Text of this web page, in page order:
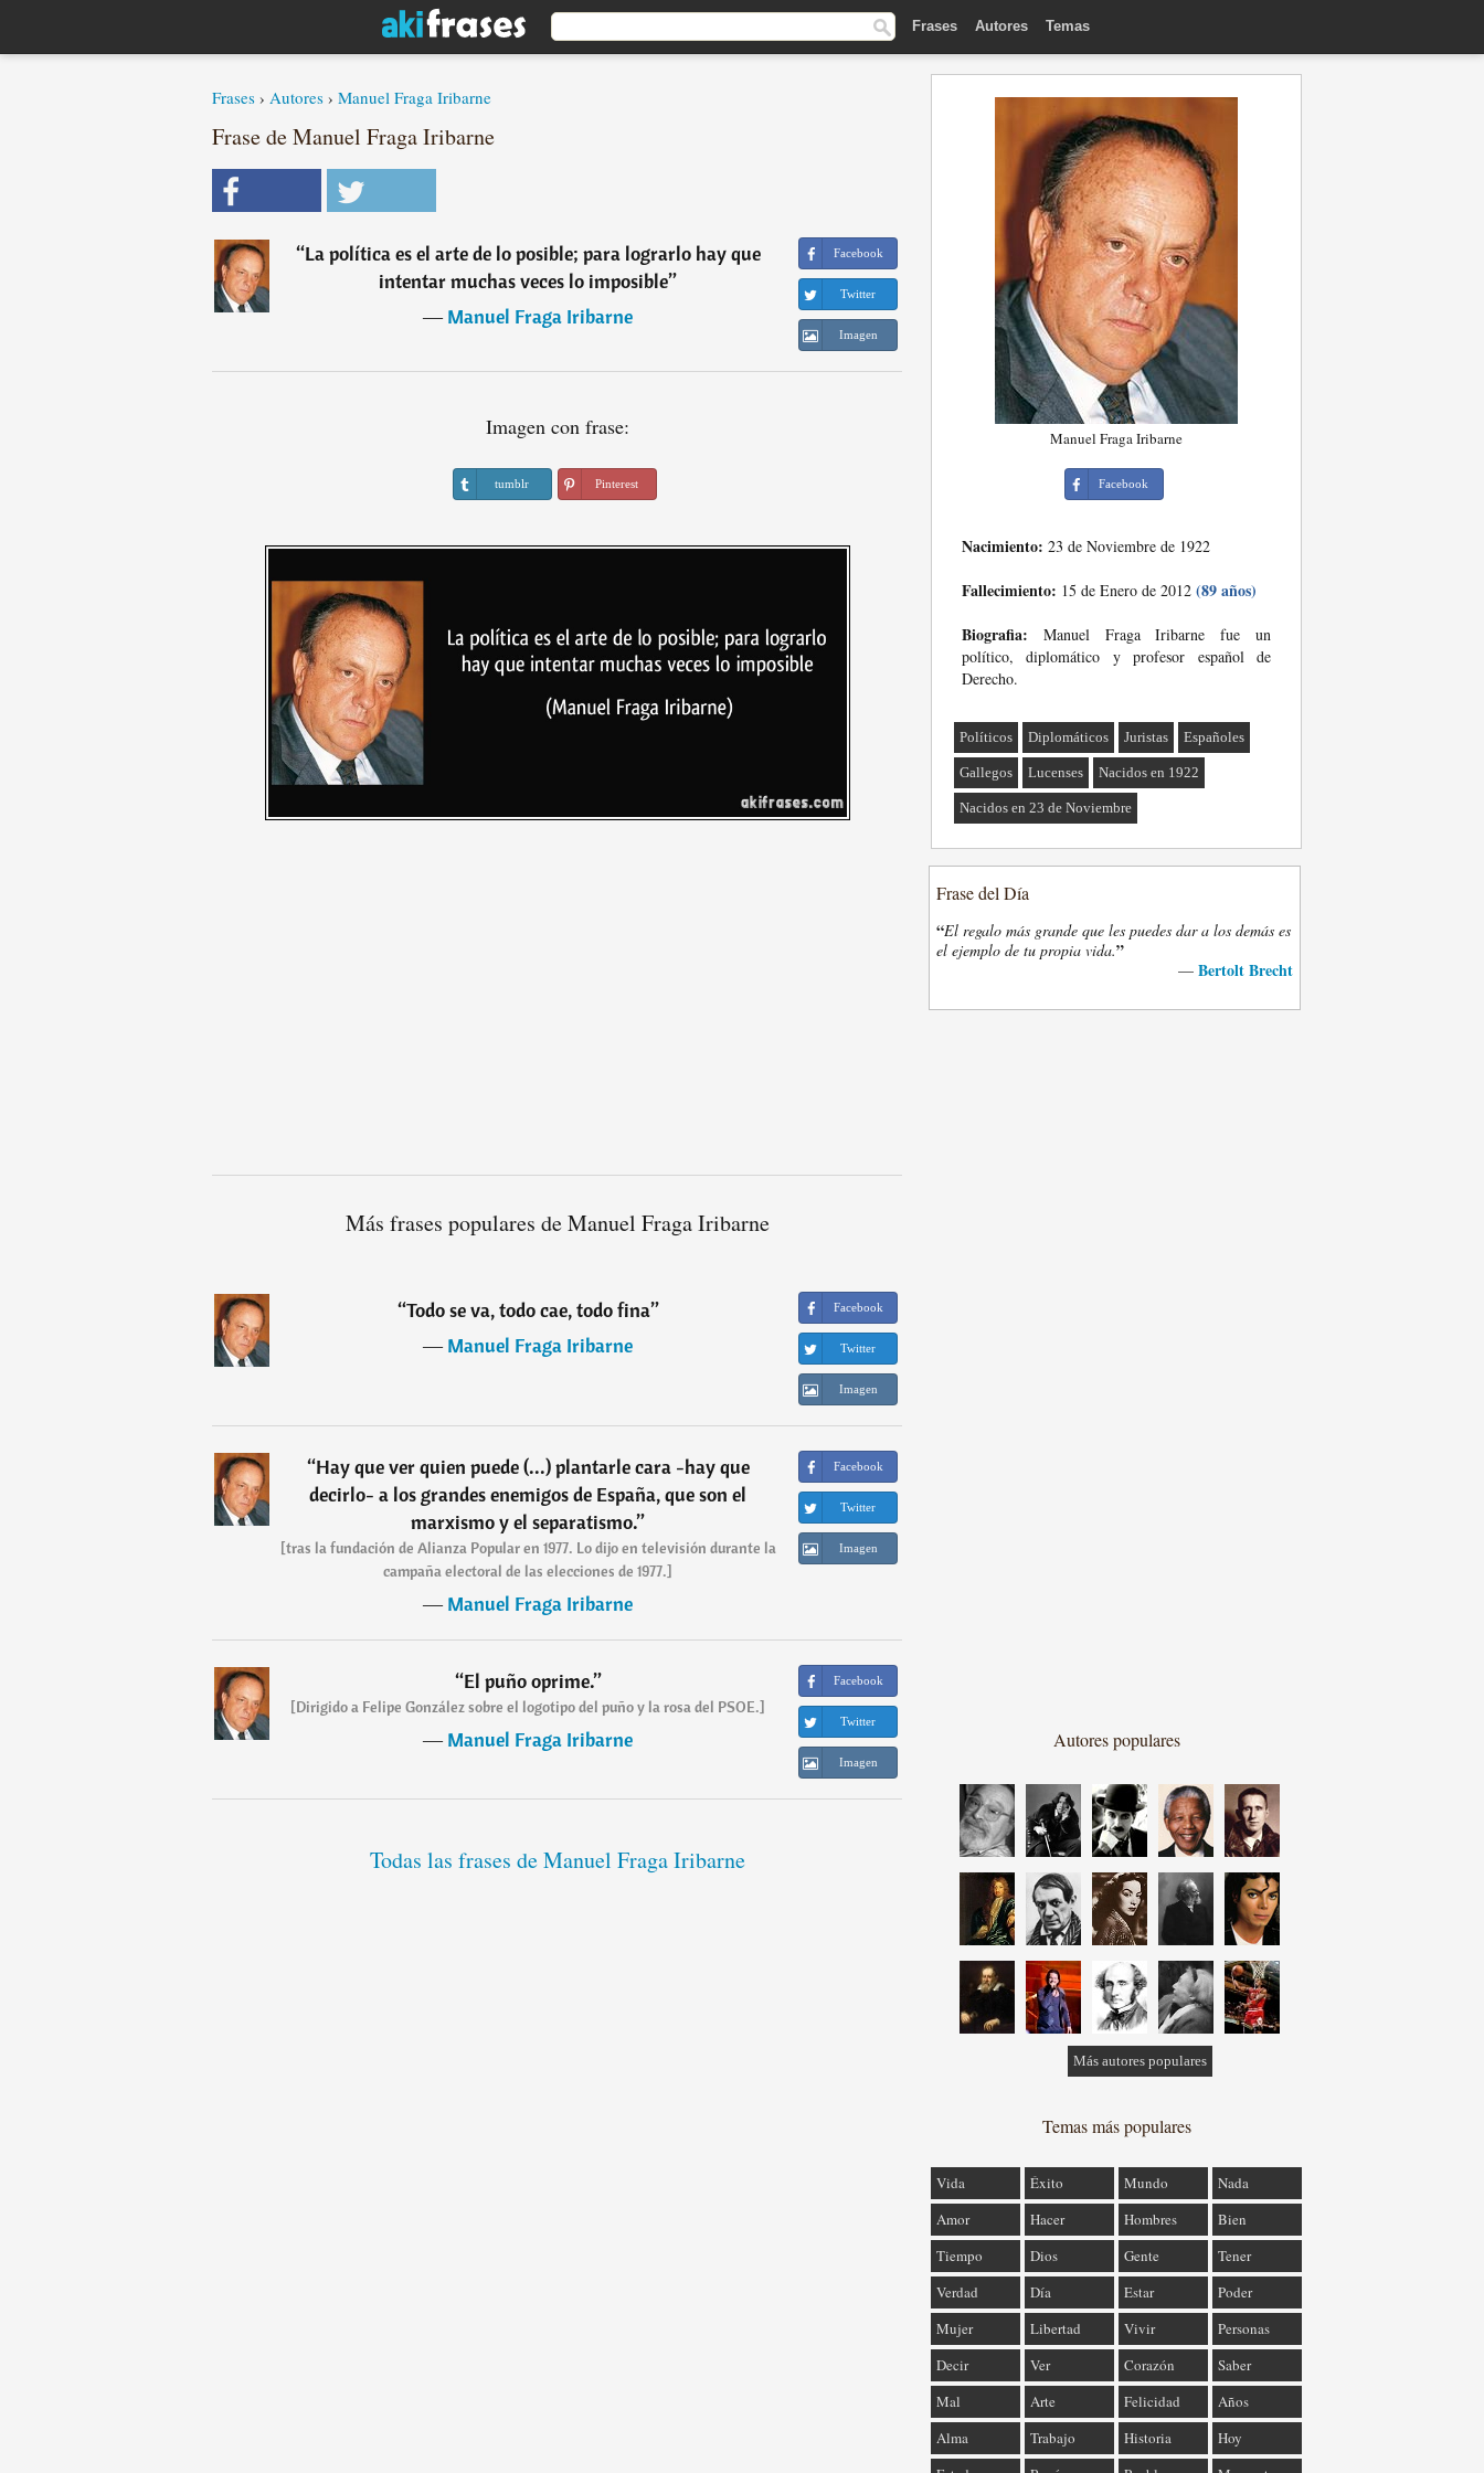
Frases Autores Temas
Frases › Autores › Manuel Fraga Iribarne
Frase de Manuel Fraga Iribarne
“La política es el arte de lo posible; para lograrlo hay que
intentar muchas veces lo imposible”
―Manuel Fraga Iribarne
Facebook
Twitter
Imagen
Imagen con frase:
tumblr Pinterest
Más frases populares de Manuel Fraga Iribarne
“Todo se va, todo cae, todo fina”
―Manuel Fraga Iribarne
Facebook
Twitter
Imagen
“Hay que ver quien puede (...) plantarle cara -hay que
decirlo- a los grandes enemigos de España, que son el
marxismo y el separatismo.”
[tras la fundación de Alianza Popular en 1977. Lo dijo en televisión durante la
campaña electoral de las elecciones de 1977.]
―Manuel Fraga Iribarne
Facebook
Twitter
Imagen
“El puño oprime.”
[Dirigido a Felipe González sobre el logotipo del puño y la rosa del PSOE.]
―Manuel Fraga Iribarne
Facebook
Twitter
Imagen
Todas las frases de Manuel Fraga Iribarne
Manuel Fraga Iribarne
Facebook
Nacimiento: 23 de Noviembre de 1922
Fallecimiento: 15 de Enero de 2012 (89 años)
Biografia: Manuel Fraga Iribarne fue un
político, diplomático y profesor español de
Derecho.
Políticos Diplomáticos Juristas Españoles
Gallegos Lucenses Nacidos en 1922
Nacidos en 23 de Noviembre
Frase del Día
“El regalo más grande que les puedes dar a los demás es
el ejemplo de tu propia vida.”
— Bertolt Brecht
Autores populares
Más autores populares
Temas más populares
Vida Éxito Mundo
Nada
Amor
Hacer Hombres
Bien
Tiempo
Dios Gente
Tener
Verdad
Día Estar
Poder
Mujer
Libertad Vivir
Personas
Decir
Ver Corazón
Saber
Mal
Arte Felicidad
Años
Alma
Trabajo Historia
Hoy